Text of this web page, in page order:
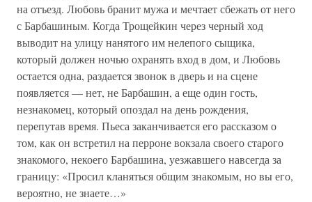
на отъезд. Любовь бранит мужа и мечтает сбежать от него
с Барбашиным. Когда Трощейкин через черный ход
выводит на улицу нанятого им нелепого сыщика,
который должен ночью охранять вход в дом, и Любовь
остается одна, раздается звонок в дверь и на сцене
появляется — нет, не Барбашин, а еще один гость,
незнакомец, который опоздал на день рождения,
перепутав время. Пьеса заканчивается его рассказом о
том, как он встретил на перроне вокзала своего старого
знакомого, некоего Барбашина, уезжавшего навсегда за
границу: «Просил кланяться общим знакомым, но вы его,
вероятно, не знаете…»